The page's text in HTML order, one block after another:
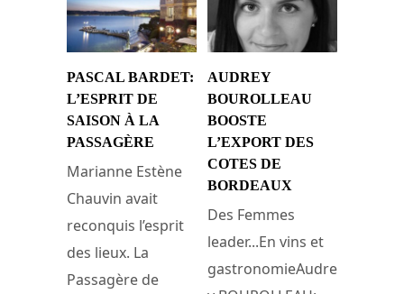
PASCAL BARDET:
L’ESPRIT DE
SAISON À LA
PASSAGÈRE
Marianne Estène
Chauvin avait
reconquis l’esprit
des lieux. La
Passagère de
AUDREY
BOUROLLEAU
BOOSTE
L’EXPORT DES
COTES DE
BORDEAUX
Des Femmes
leader...En vins et
gastronomieAudre